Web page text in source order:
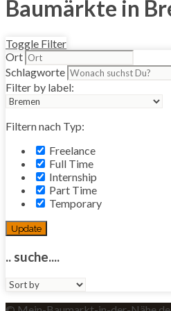
Baumärkte in
Toggle Filter
Ort
Schlagworte
Filter by label:
Filtern nach Typ:
Freelance
Full Time
Internship
Part Time
Temporary
Update
.. suche....
Sort